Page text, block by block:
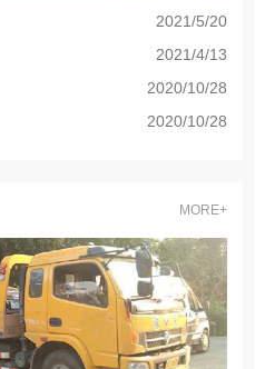
2021/5/20
2021/4/13
2020/10/28
2020/10/28
MORE+